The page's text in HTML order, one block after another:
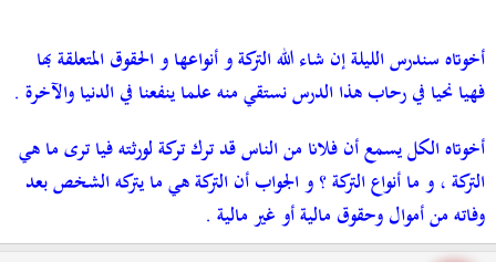
أخوتاه سندرس الليلة إن شاء الله التركة و أنواعها و الحقوق المتعلقة بها
فهيا نحيا في رحاب هذا الدرس نستقي منه علما ينفعنا في الدنيا والآخرة .
أخوتاه الكل يسمع أن فلانا من الناس قد ترك تركة لورثته فيا ترى ما هي
التركة ، و ما أنواع التركة ؟ و الجواب أن التركة هي ما يتركه الشخص بعد
وفاته من أموال وحقوق مالية أو غير مالية .